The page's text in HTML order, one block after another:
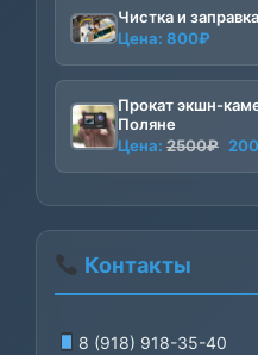
Чистка и
Цена: 800₽
Прокат экшн-
Поляне
Цена: 2500₽
Контакты
8 (918) 918-35-40